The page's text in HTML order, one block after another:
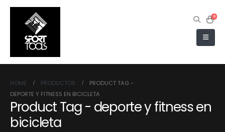
0
HOME PRODUCTOS
PRODUCT TAG -
DEPORTE Y FITNESS EN BICICLETA
Product Tag - deporte y fitness en
bicicleta